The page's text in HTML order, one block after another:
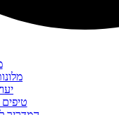
טיפים